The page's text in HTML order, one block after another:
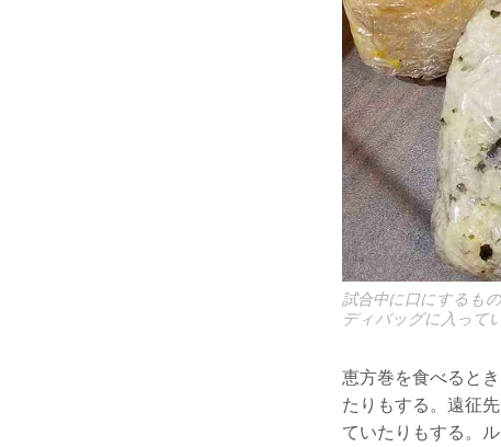
試合中に口にするも
ディバッグに入って
恵方巻を食べると
たりもする。遠征
ていたりもする。